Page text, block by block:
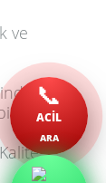
📞
ACİL
ARA
ve